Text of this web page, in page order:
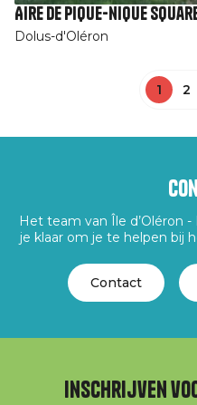
Aire de pique-nique
Dolus-d'Oléron
1 2
Het team van Île d’Oléron
je klaar om je te helpen bij
Contact
Inschrijven